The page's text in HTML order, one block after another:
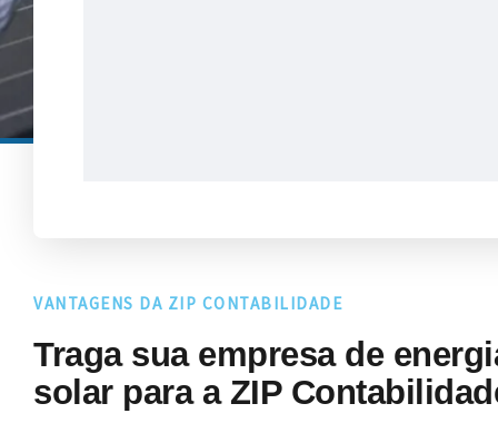
VANTAGENS DA ZIP CONTABILIDADE
Traga sua empresa de
solar para a ZIP